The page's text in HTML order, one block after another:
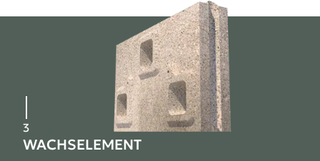
3
WACHSELEMENT